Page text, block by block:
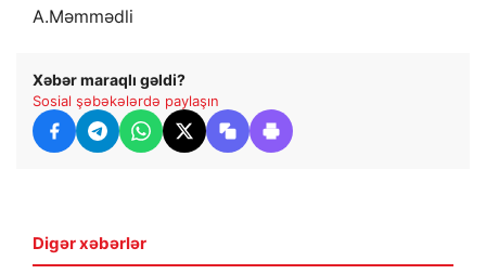
A.Məmmədli
Xəbər maraqlı gəldi?
Sosial şəbəkələrdə paylaşın
Digər xəbərlər